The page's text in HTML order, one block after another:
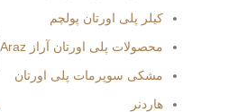
کیلر پلی اورتان پولچم
محصولات پلی اورتان آراز Araz
مشکی سوپرمات پلی اورتان
هاردنر